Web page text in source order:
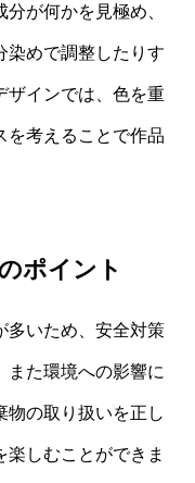
が何かを見極め、
染めで調整したりす
ザインでは、色を重
を考えることで作品
ポイント
多いため、安全対策
また環境への影響に
物の取り扱いを正し
楽しむことができま